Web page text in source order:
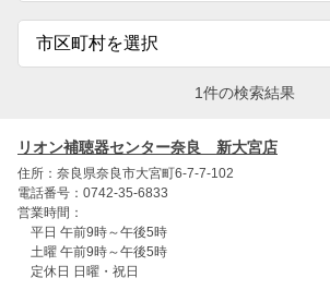
1件の検索結果
リオン補聴器センター奈良 新大宮店
住所：奈良県奈良市大宮町6-7-7-102
電話番号：0742-35-6833
営業時間：
平日 午前9時～午後5時
土曜 午前9時～午後5時
定休日 日曜・祝日